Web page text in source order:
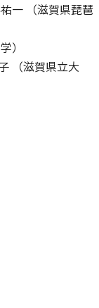
一 （滋賀県琵琶
滋賀県立大